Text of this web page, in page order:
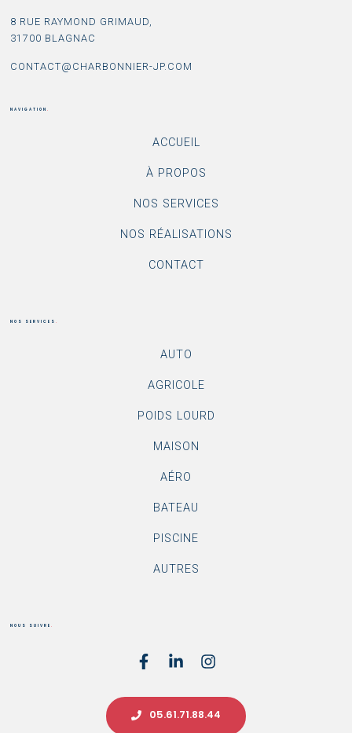
8 RUE RAYMOND GRIMAUD,
31700 BLAGNAC
CONTACT@CHARBONNIER-JP.COM
NAVIGATION.
ACCUEIL
À PROPOS
NOS SERVICES
NOS RÉALISATIONS
CONTACT
NOS SERVICES.
AUTO
AGRICOLE
POIDS LOURD
MAISON
AÉRO
BATEAU
PISCINE
AUTRES
NOUS SUIVRE.
05.61.71.88.44